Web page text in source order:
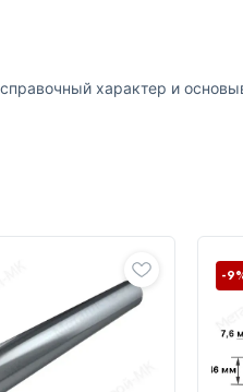
характер и
-